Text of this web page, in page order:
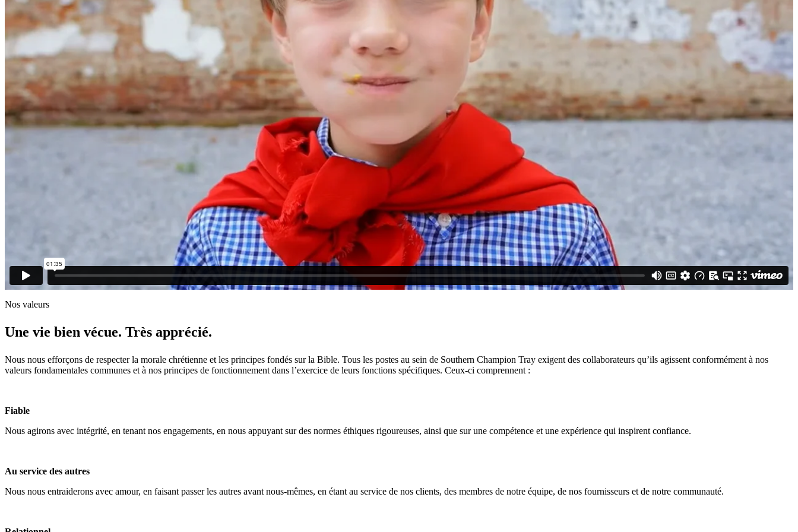
Nos valeurs
Une vie bien vécue. Très apprécié.
Nous nous efforçons de respecter la morale chrétienne et les principes fondés sur la Bible. Tous les postes au sein de Southern Champion Tray exigent des collaborateurs qu’ils agissent conformément à nos
valeurs fondamentales communes et à nos principes de fonctionnement dans l’exercice de leurs fonctions spécifiques. Ceux-ci comprennent :
Fiable
Nous agirons avec intégrité, en tenant nos engagements, en nous appuyant sur des normes éthiques rigoureuses, ainsi que sur une compétence et une expérience qui inspirent confiance.
Au service des autres
Nous nous entraiderons avec amour, en faisant passer les autres avant nous-mêmes, en étant au service de nos clients, des membres de notre équipe, de nos fournisseurs et de notre communauté.